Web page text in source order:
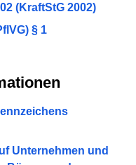
(KraftStG 2002)
§ 1
Unternehmen und